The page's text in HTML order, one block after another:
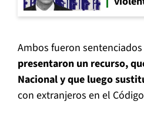
Ambos fueron
presentaron un recurso,
Nacional y que luego
con extranjeros en el